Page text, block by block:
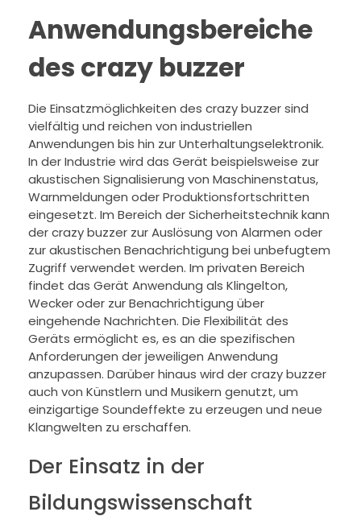
Anwendungsbereiche
des crazy buzzer
Die Einsatzmöglichkeiten des crazy buzzer sind
vielfältig und reichen von industriellen
Anwendungen bis hin zur Unterhaltungselektronik.
In der Industrie wird das Gerät beispielsweise zur
akustischen Signalisierung von Maschinenstatus,
Warnmeldungen oder Produktionsfortschritten
eingesetzt. Im Bereich der Sicherheitstechnik kann
der crazy buzzer zur Auslösung von Alarmen oder
zur akustischen Benachrichtigung bei unbefugtem
Zugriff verwendet werden. Im privaten Bereich
findet das Gerät Anwendung als Klingelton,
Wecker oder zur Benachrichtigung über
eingehende Nachrichten. Die Flexibilität des
Geräts ermöglicht es, es an die spezifischen
Anforderungen der jeweiligen Anwendung
anzupassen. Darüber hinaus wird der crazy buzzer
auch von Künstlern und Musikern genutzt, um
einzigartige Soundeffekte zu erzeugen und neue
Klangwelten zu erschaffen.
Der Einsatz in der
Bildungswissenschaft